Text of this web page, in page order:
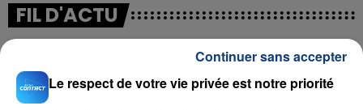
FIL D'ACTU
Le respect de votre vie privée est notre priorité
Continuer sans accepter